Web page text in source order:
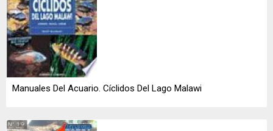
Manuales Del Acuario. Cíclidos Del Lago Malawi